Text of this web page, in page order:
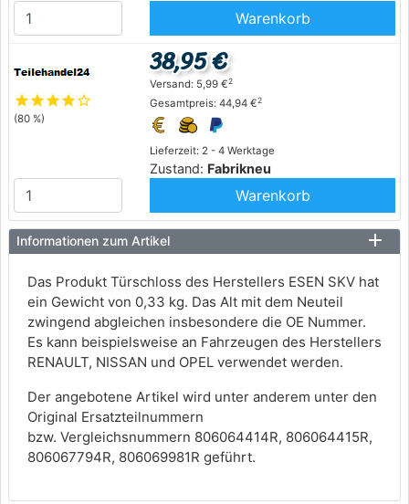
Warenkorb
starstarstarstarstar_outline
(80 %)
Lieferzeit: 2 - 4 Werktage
Zustand: Fabrikneu
38,95 €
Versand: 5,99 €2
Gesamtpreis: 44,94 €2
Warenkorb
Informationen zum Artikel
Das Produkt Türschloss des Herstellers ESEN SKV hat
ein Gewicht von 0,33 kg. Das Alt mit dem Neuteil
zwingend abgleichen insbesondere die OE Nummer.
Es kann beispielsweise an Fahrzeugen des Herstellers
RENAULT, NISSAN und OPEL verwendet werden.
Der angebotene Artikel wird unter anderem unter den
Original Ersatzteilnummern
bzw. Vergleichsnummern 806064414R, 806064415R,
806067794R, 806069981R geführt.